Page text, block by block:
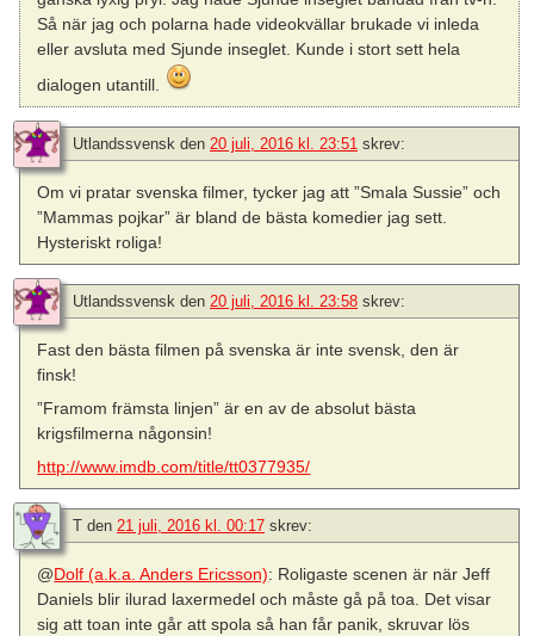
Så när jag och polarna hade videokvällar brukade vi inleda
eller avsluta med Sjunde inseglet. Kunde i stort sett hela
dialogen utantill.
Utlandssvensk den 20 juli, 2016 kl. 23:51 skrev:
Om vi pratar svenska filmer, tycker jag att ”Smala Sussie” och
”Mammas pojkar” är bland de bästa komedier jag sett.
Hysteriskt roliga!
Utlandssvensk den 20 juli, 2016 kl. 23:58 skrev:
Fast den bästa filmen på svenska är inte svensk, den är
finsk!
”Framom främsta linjen” är en av de absolut bästa
krigsfilmerna någonsin!
http://www.imdb.com/title/tt0377935/
T den 21 juli, 2016 kl. 00:17 skrev:
@Dolf (a.k.a. Anders Ericsson): Roligaste scenen är när Jeff
Daniels blir ilurad laxermedel och måste gå på toa. Det visar
sig att toan inte går att spola så han får panik, skruvar lös